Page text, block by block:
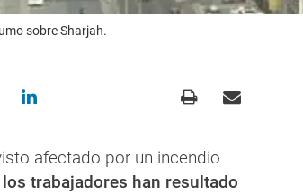
sobre Sharjah.
afectado por un incendio
trabajadores han resultado